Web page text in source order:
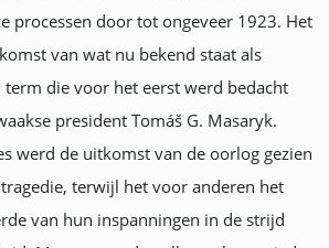
processen door tot ongeveer 1923. Het
van wat nu bekend staat als
term die voor het eerst werd bedacht
president Tomáš G. Masaryk.
werd de uitkomst van de oorlog gezien
terwijl het voor anderen het
van hun inspanningen in de strijd